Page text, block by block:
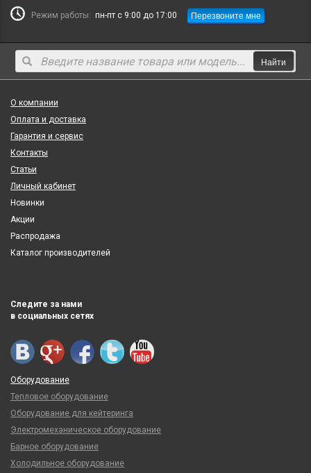
Режим работы: пн-пт с 9:00 до 17:00 Перезвоните мне
Найти
О компании
Оплата и доставка
Гарантия и сервис
Контакты
Статьи
Личный кабинет
Новинки
Акции
Распродажа
Каталог производителей
Следите за нами
в социальных сетях
Оборудование
Тепловое оборудование
Оборудование для кейтеринга
Электромеханическое оборудование
Барное оборудование
Холодильное оборудование